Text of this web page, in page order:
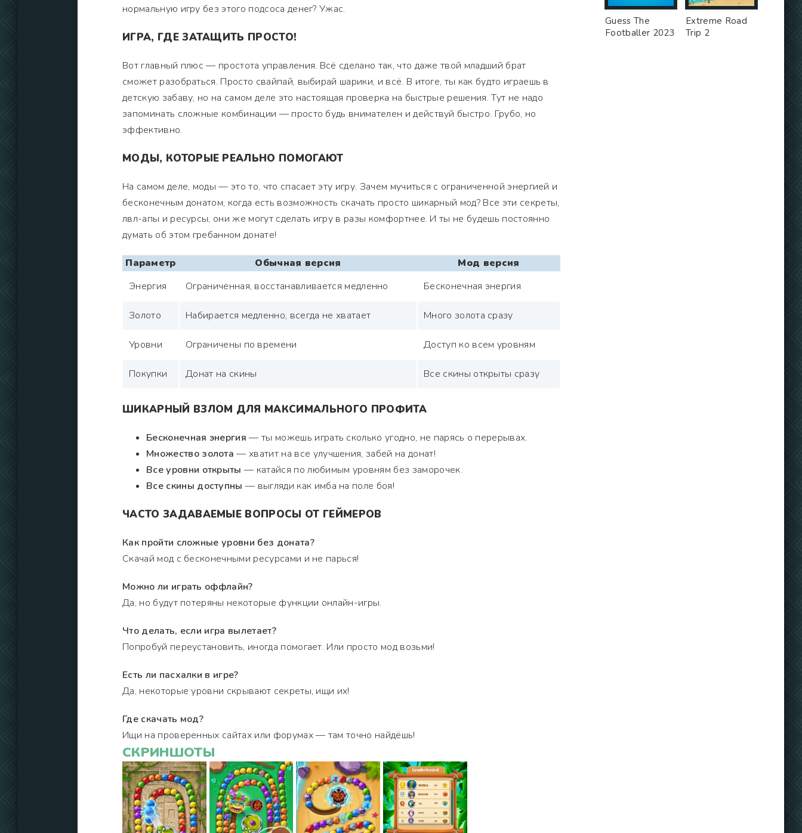
нормальную игру без этого подсоса денег? Ужас.
ИГРА, ГДЕ ЗАТАЩИТЬ ПРОСТО!
Вот главный плюс — простота управления. Всё сделано так, что даже твой младший брат
сможет разобраться. Просто свайпай, выбирай шарики, и всё. В итоге, ты как будто играешь в
детскую забаву, но на самом деле это настоящая проверка на быстрые решения. Тут не надо
запоминать сложные комбинации — просто будь внимателен и действуй быстро. Грубо, но
эффективно.
МОДЫ, КОТОРЫЕ РЕАЛЬНО ПОМОГАЮТ
На самом деле, моды — это то, что спасает эту игру. Зачем мучиться с ограниченной энергией и
бесконечным донатом, когда есть возможность скачать просто шикарный мод? Все эти секреты,
лвл-апы и ресурсы, они же могут сделать игру в разы комфортнее. И ты не будешь постоянно
думать об этом гребанном донате!
Параметр Обычная версия
Мод версия
Энергия
Ограниченная, восстанавливается медленно Бесконечная энергия
Золото Набирается медленно, всегда не хватает Много золота сразу
Уровни Ограничены по времени Доступ ко всем уровням
Покупки Донат на скины Все скины открыты сразу
ШИКАРНЫЙ ВЗЛОМ ДЛЯ МАКСИМАЛЬНОГО ПРОФИТА
Бесконечная энергия — ты можешь играть сколько угодно, не парясь о перерывах.
Множество золота — хватит на все улучшения, забей на донат!
Все уровни открыты — катайся по любимым уровням без заморочек.
Все скины доступны — выгляди как имба на поле боя!
ЧАСТО ЗАДАВАЕМЫЕ ВОПРОСЫ ОТ ГЕЙМЕРОВ
Как пройти сложные уровни без доната?
Скачай мод с бесконечными ресурсами и не парься!
Можно ли играть оффлайн?
Да, но будут потеряны некоторые функции онлайн-игры.
Что делать, если игра вылетает?
Попробуй переустановить, иногда помогает. Или просто мод возьми!
Есть ли пасхалки в игре?
Да, некоторые уровни скрывают секреты, ищи их!
Где скачать мод?
Ищи на проверенных сайтах или форумах — там точно найдёшь!
СКРИНШОТЫ
Guess The
Footballer 2023
Extreme Road
Trip 2